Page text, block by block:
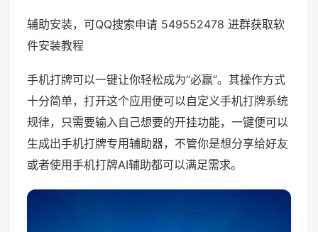
辅助安装，可QQ搜索申请 549552478 进群获取软
件安装教程
手机打牌可以一键让你轻松成为“必赢”。其操作方式
十分简单，打开这个应用便可以自定义手机打牌系统
规律，只需要输入自己想要的开挂功能，一键便可以
生成出手机打牌专用辅助器，不管你是想分享给好友
或者使用手机打牌AI辅助都可以满足需求。